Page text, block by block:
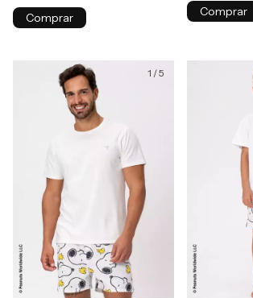
Comprar Comprar
1 /5